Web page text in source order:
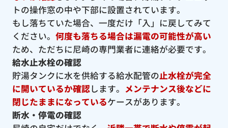
トの操作窓の中や下部に設置されています。
もし落ちていた場合、一度だけ「入」に戻してみて
ください。 何度も落ちる場合は漏電の可能性が高い
ため、ただちに尼崎の専門業者に連絡が必要です。
給水止水栓の確認
貯湯タンクに水を供給する給水配管の止水栓が完全
に開いているか確認します。 メンテナンス後などに
閉じたままになっているケースがあります。
断水・停電の確認